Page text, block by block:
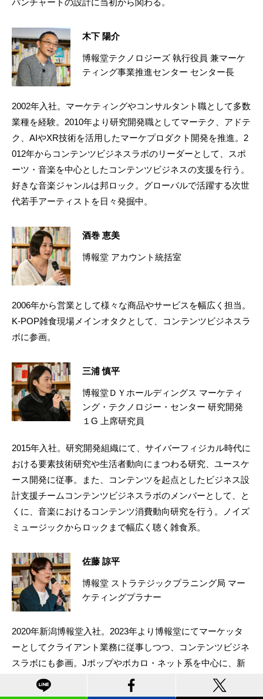
パンチャートの設計に当初から関わる。
木下 陽介
博報堂テクノロジーズ 執行役員 兼マーケ
ティング事業推進センター センター長
2002年入社。マーケティングやコンサルタント職として多数
業種を経験。2010年より研究開発職としてマーテク、アドテ
ク、AIやXR技術を活用したマーケプロダクト開発を推進。2
012年からコンテンツビジネスラボのリーダーとして、スポ
ーツ・音楽を中心としたコンテンツビジネスの支援を行う。
好きな音楽ジャンルは邦ロック。グローバルで活躍する次世
代若手アーティストを日々発掘中。
酒巻 恵美
博報堂 アカウント統括室
2006年から営業として様々な商品やサービスを幅広く担当。
K-POP雑食現場メインオタクとして、コンテンツビジネスラ
ボに参画。
三浦 慎平
博報堂ＤＹホールディングス マーケティ
ング・テクノロジー・センター 研究開発
１G 上席研究員
2015年入社。研究開発組織にて、サイバーフィジカル時代に
おける要素技術研究や生活者動向にまつわる研究、ユースケ
ース開発に従事。また、コンテンツを起点としたビジネス設
計支援チームコンテンツビジネスラボのメンバーとして、と
くに、音楽におけるコンテンツ消費動向研究を行う。ノイズ
ミュージックからロックまで幅広く聴く雑食系。
佐藤 諒平
博報堂 ストラテジックプラニング局 マー
ケティングプラナー
2020年新潟博報堂入社。2023年より博報堂にてマーケッタ
ーとしてクライアント業務に従事しつつ、コンテンツビジネ
スラボにも参画。Jポップやボカロ・ネット系を中心に、新
旧問わない幅広い国内音楽好きを活かして活動中。